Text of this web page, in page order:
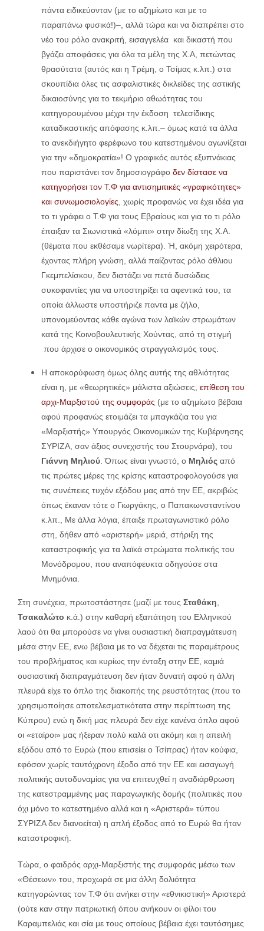
πάντα ειδικεύονταν (με το αζημίωτο και με το
παραπάνω φυσικά!)–, αλλά τώρα και να διαπρέπει στο
νέο του ρόλο ανακριτή, εισαγγελέα και δικαστή που
βγάζει αποφάσεις για όλα τα μέλη της Χ.Α, πετώντας
θρασύτατα (αυτός και η Τρέμη, ο Τσίμας κ.λπ.) στα
σκουπίδια όλες τις ασφαλιστικές δικλείδες της αστικής
δικαιοσύνης για το τεκμήριο αθωότητας του
κατηγορουμένου μέχρι την έκδοση τελεσίδικης
καταδικαστικής απόφασης κ.λπ.– όμως κατά τα άλλα
το ανεκδιήγητο φερέφωνο του κατεστημένου αγωνίζεται
για την «δημοκρατία»! Ο γραφικός αυτός εξυπνάκιας
που παριστάνει τον δημοσιογράφο δεν δίστασε να
κατηγορήσει τον Τ.Φ για αντισημιτικές «γραφικότητες»
και συνωμοσιολογίες , χωρίς προφανώς να έχει ιδέα για
το τι γράφει ο Τ.Φ για τους Εβραίους και για το τι ρόλο
έπαιξαν τα Σιωνιστικά «λόμπι» στην δίωξη της Χ.Α.
(θέματα που εκθέσαμε νωρίτερα). Ή, ακόμη χειρότερα,
έχοντας πλήρη γνώση, αλλά παίζοντας ρόλο άθλιου
Γκεμπελίσκου, δεν διστάζει να πετά δυσώδεις
συκοφαντίες για να υποστηρίξει τα αφεντικά του, τα
οποία άλλωστε υποστήριζε παντα με ζήλο,
υπονομεύοντας κάθε αγώνα των λαϊκών στρωμάτων
κατά της Κοινοβουλευτικής Χούντας, από τη στιγμή
που άρχισε ο οικονομικός στραγγαλισμός τους.
Η αποκορύφωση όμως όλης αυτής της αθλιότητας
είναι η, με «θεωρητικές» μάλιστα αξιώσεις, επίθεση του
αρχι-Μαρξιστού της συμφοράς (με το αζημίωτο βέβαια
αφού προφανώς ετοιμάζει τα μπαγκάζια του για
«Μαρξιστής» Υπουργός Οικονομικών της Κυβέρνησης
ΣΥΡΙΖΑ, σαν άξιος συνεχιστής του Στουρνάρα), του
Γιάννη Μηλιού . Όπως είναι γνωστό, ο Μηλιός από
τις πρώτες μέρες της κρίσης καταστροφολογούσε για
τις συνέπειες τυχόν εξόδου μας από την ΕΕ, ακριβώς
όπως έκαναν τότε ο Γιωργάκης, ο Παπακωνσταντίνου
κ.λπ., Με άλλα λόγια, έπαιξε πρωταγωνιστικό ρόλο
στη, δήθεν από «αριστερή» μεριά, στήριξη της
καταστροφικής για τα λαϊκά στρώματα πολιτικής του
Μονόδρομου, που αναπόφευκτα οδηγούσε στα
Μνημόνια.
Στη συνέχεια, πρωτοστάστησε (μαζί με τους Σταθάκη
Τσακαλώτο κ.ά.) στην καθαρή εξαπάτηση του Ελληνικού
λαού ότι θα μπορούσε να γίνει ουσιαστική διαπραγμάτευση
μέσα στην ΕΕ, ενω βέβαια με το να δέχεται τις παραμέτρους
του προβλήματος και κυρίως την ένταξη στην ΕΕ, καμιά
ουσιαστική διαπραγμάτευση δεν ήταν δυνατή αφού η άλλη
πλευρά είχε το όπλο της διακοπής της ρευστότητας (που το
χρησιμοποίησε αποτελεσματικότατα στην περίπτωση της
Κύπρου) ενώ η δική μας πλευρά δεν είχε κανένα όπλο αφού
οι «εταίροι» μας ήξεραν πολύ καλά οτι ακόμη και η απειλή
εξόδου από το Ευρώ (που επισείει ο Τσίπρας) ήταν κούφια,
εφόσον χωρίς ταυτόχρονη έξοδο από την ΕΕ και εισαγωγή
πολιτικής αυτοδυναμίας για να επιτευχθεί η αναδιάρθρωση
της κατεστραμμένης μας παραγωγικής δομής (πολιτικές που
όχι μόνο το κατεστημένο αλλά και η «Αριστερά» τύπου
ΣΥΡΙΖΑ δεν διανοείται) η απλή έξοδος από το Ευρώ θα ήταν
καταστροφική.
Τώρα, ο φαιδρός αρχι-Μαρξιστής της συμφοράς μέσω των
«Θέσεων» του, προχωρά σε μια άλλη δολιότητα
κατηγορώντας τον Τ.Φ ότι ανήκει στην «εθνικιστική» Αριστερά
(ούτε καν στην πατριωτική όπου ανήκουν οι φίλοι του
Καραμπελιάς και σία με τους οποίους βέβαια έχει ταυτόσημες